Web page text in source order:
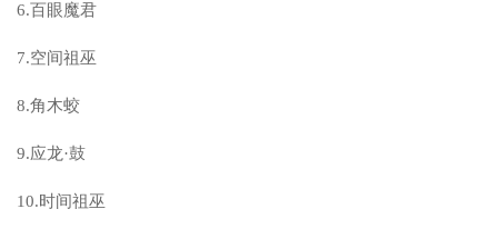
6.百眼魔君
7.空间祖巫
8.角木蛟
9.应龙·鼓
10.时间祖巫